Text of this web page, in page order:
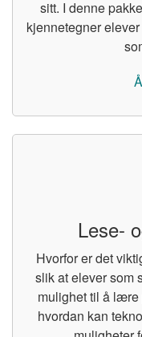
sitt. I denne
kjennetegner
Lese-
Hvorfor er det
slik at elever som
mulighet til å lære
hvordan kan